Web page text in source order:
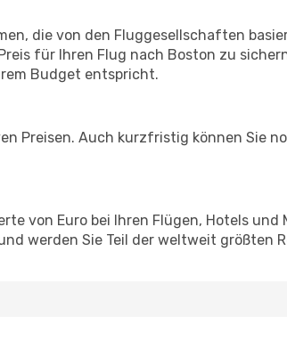
die von den Fluggesellschaften
für Ihren Flug nach Boston zu
Budget entspricht.
Preisen. Auch kurzfristig können Sie
von Euro bei Ihren Flügen, Hotels und
werden Sie Teil der weltweit größten